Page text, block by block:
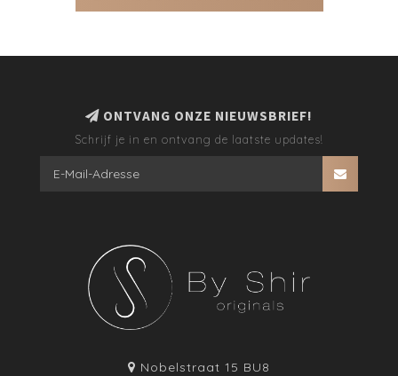
ONTVANG ONZE NIEUWSBRIEF!
Schrijf je in en ontvang de laatste updates!
Nobelstraat 15 BU8